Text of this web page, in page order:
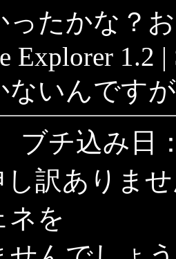
ったかな？
Explorer 1.2
ないんです
ブチ込み日
訳ありま
ネを